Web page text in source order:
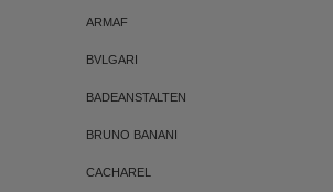
ARMAF
BVLGARI
BADEANSTALTEN
BRUNO BANANI
CACHAREL